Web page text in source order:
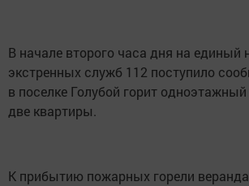
В начале второго часа дня на единый
экстренных служб 112 поступило
в поселке Голубой горит
две квартиры.
К прибытию пожарных горели